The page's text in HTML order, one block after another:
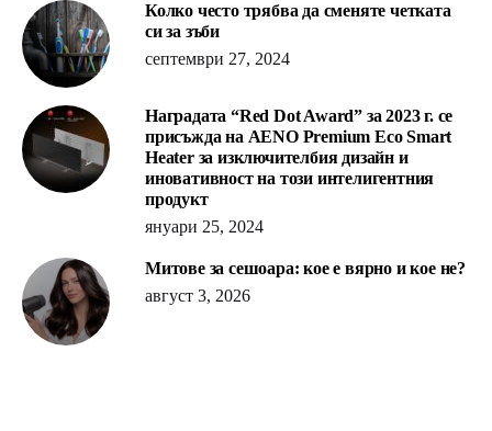
Колко често трябва да сменяте четката
си за зъби
септември 27, 2024
Наградата “Red Dot Award” за 2023 г. се
присъжда на AENO Premium Eco Smart
Heater за изключителбия дизайн и
иновативност на този интелигентния
продукт
януари 25, 2024
Митове за сешоара: кое е вярно и кое не?
август 3, 2026